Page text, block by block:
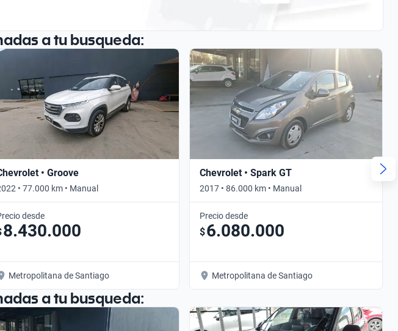
a tu busqueda:
• Groove
• 77.000 km • Manual
desde
8.430.000
Metropolitana de Santiago
Chevrolet • Spark GT
2017 • 86.000 km • Manual
Precio desde
$6.080.000
Metropolitana de Santiago
a tu busqueda: